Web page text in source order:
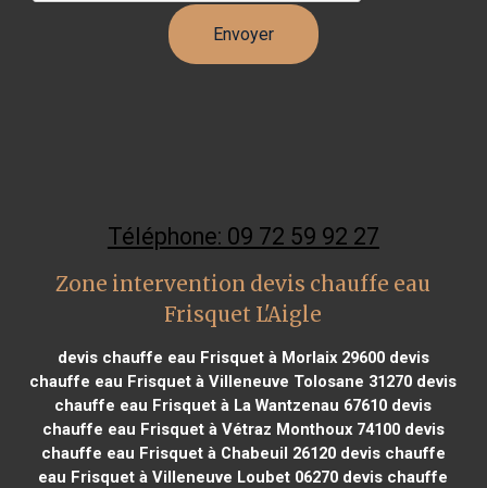
Téléphone: 09 72 59 92 27
Zone intervention devis chauffe eau
Frisquet L'Aigle
devis chauffe eau Frisquet à Morlaix 29600devis
chauffe eau Frisquet à Villeneuve Tolosane 31270 devis
chauffe eau Frisquet à La Wantzenau 67610 devis
chauffe eau Frisquet à Vétraz Monthoux 74100devis
chauffe eau Frisquet à Chabeuil 26120devis chauffe
eau Frisquet à Villeneuve Loubet 06270 devis chauffe